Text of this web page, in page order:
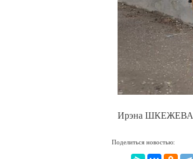
Ирэна ШКЕЖЕВА
Поделиться новостью: